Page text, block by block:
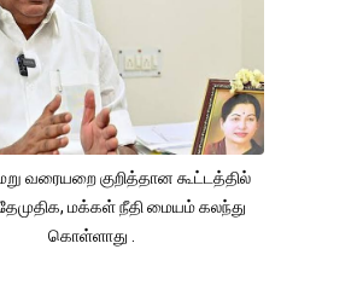
வரையறை குறித்தான கூட்டத்தில்
மக்கள் நீதி மையம் கலந்து
கொள்ளாது .